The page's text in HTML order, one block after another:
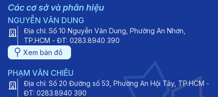
Các cơ sở và phân hiệu
NGUYỄN VĂN DUNG
Địa chỉ: Số 10 Nguyễn Văn Dung, Phường An Nhơn,
TP.HCM - ĐT: 0283.8940 390
Xem bản đồ
PHẠM VĂN CHIÊU
Địa chỉ: Số 20 Đường số 53, Phường An Hội Tây, TP.HCM -
ĐT: 0283.8940 390